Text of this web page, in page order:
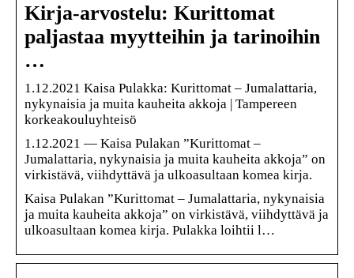
Kirja-arvostelu: Kurittomat
paljastaa myytteihin ja tarinoihin
…
1.12.2021 Kaisa Pulakka: Kurittomat – Jumalattaria,
nykynaisia ja muita kauheita akkoja | Tampereen
korkeakouluyhteisö
1.12.2021 — Kaisa Pulakan ”Kurittomat –
Jumalattaria, nykynaisia ja muita kauheita akkoja” on
virkistävä, viihdyttävä ja ulkoasultaan komea kirja.
Kaisa Pulakan ”Kurittomat – Jumalattaria, nykynaisia
ja muita kauheita akkoja” on virkistävä, viihdyttävä ja
ulkoasultaan komea kirja. Pulakka loihtii l…